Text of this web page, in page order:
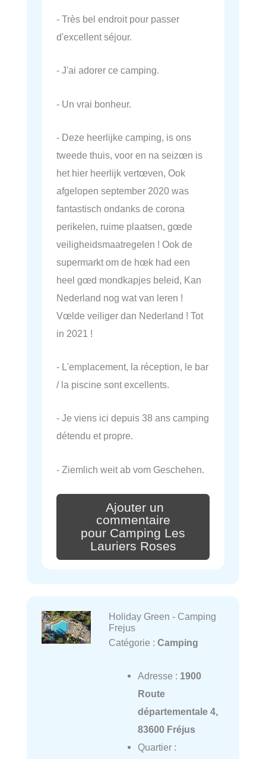
- Très bel endroit pour passer
d'excellent séjour.
- J'ai adorer ce camping.
- Un vrai bonheur.
- Deze heerlijke camping, is ons
tweede thuis, voor en na seizœn is
het hier heerlijk vertœven, Ook
afgelopen september 2020 was
fantastisch ondanks de corona
perikelen, ruime plaatsen, gœde
veiligheidsmaatregelen ! Ook de
supermarkt om de hœk had een
heel gœd mondkapjes beleid, Kan
Nederland nog wat van leren !
Vœlde veiliger dan Nederland ! Tot
in 2021 !
- L'emplacement, la réception, le bar
/ la piscine sont excellents.
- Je viens ici depuis 38 ans camping
détendu et propre.
- Ziemlich weit ab vom Geschehen.
Ajouter un
commentaire
pour Camping Les
Lauriers Roses
Holiday Green - Camping
Frejus
Catégorie : Camping
Adresse : 1900
Route
départementale 4,
83600 Fréjus
Quartier :